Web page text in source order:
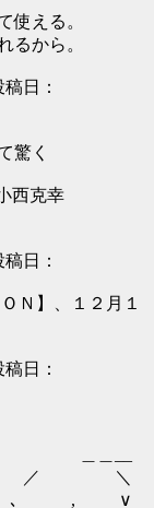
使える。
るから。
稿日：
驚く
西克幸
稿日：
Ｎ】、１２月１
稿日：
__
＼
, ∨